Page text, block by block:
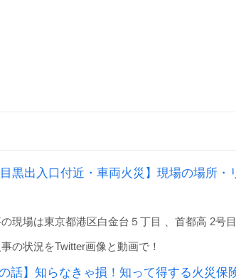
目黒出入口付近・車両火災】現場の場所
の現場は東京都港区白金台５丁目 、首都高 2号
の状況をTwitter画像と動画で！
話】知らなきゃ損！知って得する火災保